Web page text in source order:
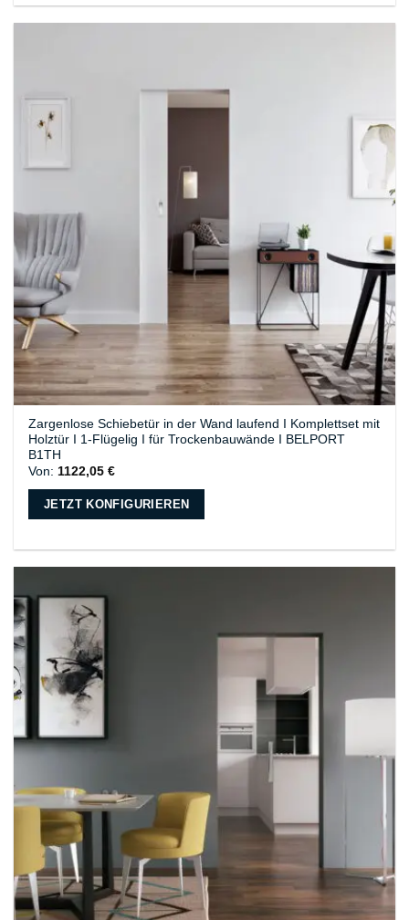
Zargenlose Schiebetür in der Wand laufend I Komplettset mit
Holztür I 1-Flügelig I für Trockenbauwände I BELPORT
B1TH
Von:1122,05€
JETZT KONFIGURIEREN